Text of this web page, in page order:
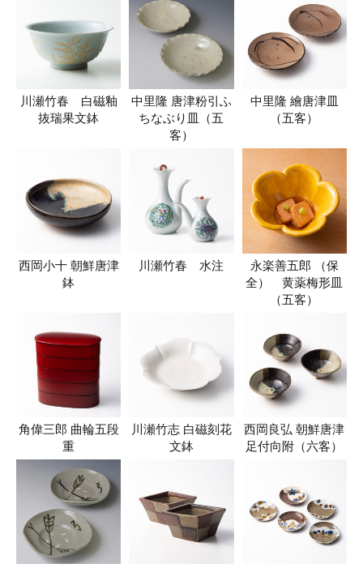
川瀬竹春 白磁釉
抜瑞果文鉢
中里隆 唐津粉引ふ
ちなぶり皿（五
客）
中里隆 繪唐津皿
（五客）
西岡小十 朝鮮唐津
鉢
川瀬竹春 水注
永楽善五郎 （保
全） 黄薬梅形皿
（五客）
角偉三郎 曲輪五段
重
川瀬竹志 白磁刻花
文鉢
西岡良弘 朝鮮唐津
足付向附（六客）